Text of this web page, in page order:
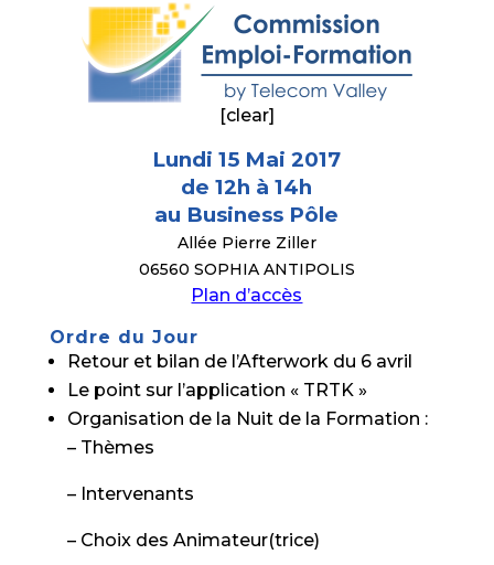
[clear]
Lundi 15 Mai 2017
de 12h à 14h
au Business Pôle
Allée Pierre Ziller
06560 SOPHIA ANTIPOLIS
Plan d’accès
Ordre du Jour
Retour et bilan de l’Afterwork du 6 avril
Le point sur l’application « TRTK »
Organisation de la Nuit de la Formation :
– Thèmes
– Intervenants
– Choix des Animateur(trice)